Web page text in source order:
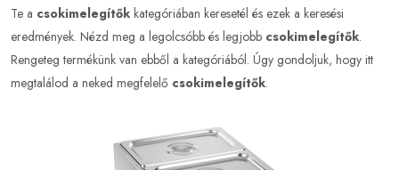
Te a csokimelegítők kategóriában keresetél és ezek a keresési
eredmények. Nézd meg a legolcsóbb és legjobb csokimelegítők.
Rengeteg termékünk van ebből a kategóriából. Úgy gondoljuk, hogy itt
megtalálod a neked megfelelő csokimelegítők.